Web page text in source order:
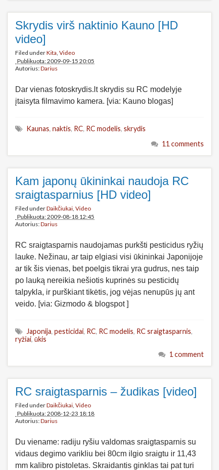
Skrydis virš naktinio Kauno [HD
video]
Filed underKita Video
Publikuota: 2009-09-15 20:05
Autorius:Darius
Dar vienas fotoskrydis.lt skrydis su RC modelyje
įtaisyta filmavimo kamera. [via: Kauno blogas]
Kaunas, naktis, RC, RC modelis, skrydis
11 comments
Kam japonų ūkininkai naudoja RC
sraigtasparnius [HD video]
Filed underDaikčiukai Video
Publikuota: 2009-08-18 12:45
Autorius:Darius
RC sraigtasparnis naudojamas purkšti pesticidus ryžių
lauke. Nežinau, ar taip elgiasi visi ūkininkai Japonijoje
ar tik šis vienas, bet poelgis tikrai yra gudrus, nes taip
po lauką nereikia nešiotis kuprinės su pesticidų
talpykla, ir purškiant tikėtis, jog vėjas nenupūs jų ant
veido. [via: Gizmodo & blogspot ]
Japonija, pesticidai, RC, RC modelis, RC sraigtasparnis,
ryžiai, ūkis
1 comment
RC sraigtasparnis – žudikas [video]
Filed underDaikčiukai Video
Publikuota: 2008-12-23 18:18
Autorius:Darius
Du viename: radiju ryšiu valdomas sraigtasparnis su
vidaus degimo varikliu bei 80cm ilgio sraigtu ir 11,43
mm kalibro pistoletas. Skraidantis ginklas tai pat turi